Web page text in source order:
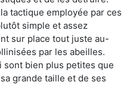
tactique employée par ces
simple et assez
sur place tout juste au-
par les abeilles.
sont bien plus petites que
grande taille et de ses